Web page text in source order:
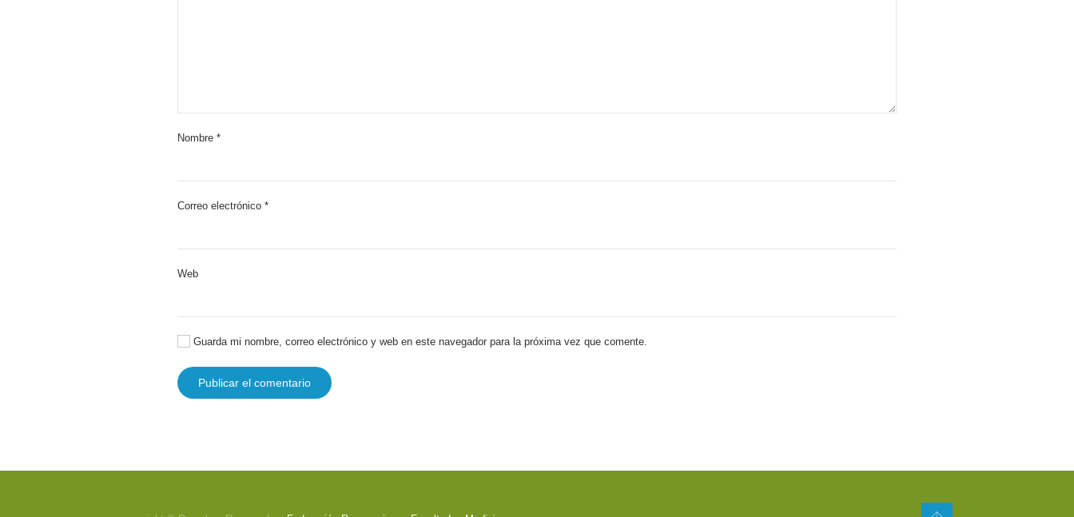
Nombre *
Correo electrónico *
Web
Guarda mi nombre, correo electrónico y web en este navegador para la próxima vez que comente.
Publicar el comentario